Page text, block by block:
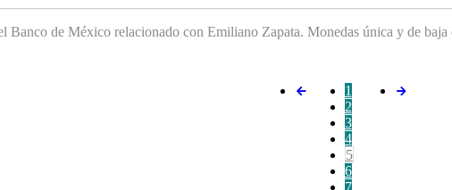
Banco de México relacionado con Emiliano Zapata. Monedas única y de
1
2
3
4
5
6
7